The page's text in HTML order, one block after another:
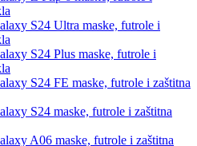
S24 Ultra maske, futrole i
S24 Plus maske, futrole i
S24 FE maske, futrole i zaštitna
S24 maske, futrole i zaštitna
A06 maske, futrole i zaštitna